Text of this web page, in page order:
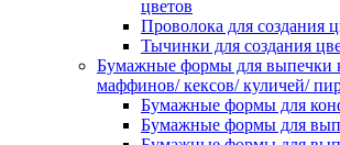
цветов
Проволока для создания
Тычинки для создания
Бумажные формы для выпечки
маффинов/ кексов/ куличей/
Бумажные формы для
Бумажные формы для